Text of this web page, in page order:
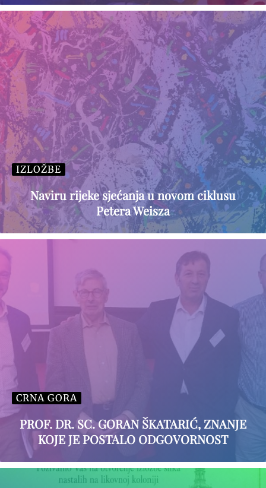
IZLOŽBE
Naviru rijeke sjećanja u novom ciklusu
Petera Weisza
CRNA GORA
PROF. DR. SC. GORAN ŠKATARIĆ, ZNANJE
KOJE JE POSTALO ODGOVORNOST